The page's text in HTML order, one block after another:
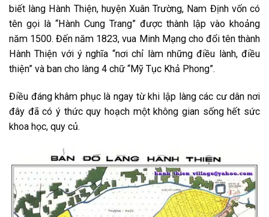
biết làng Hành Thiện, huyện Xuân Trường, Nam Định vốn có
tên gọi là “Hành Cung Trang” được thành lập vào khoảng
năm 1500. Đến năm 1823, vua Minh Mạng cho đổi tên thành
Hành Thiện với ý nghĩa “nơi chỉ làm những điều lành, điều
thiện” và ban cho làng 4 chữ “Mỹ Tục Khả Phong”.
Điều đáng khâm phục là ngay từ khi lập làng các cư dân nơi
đây đã có ý thức quy hoạch một không gian sống hết sức
khoa học, quy củ.